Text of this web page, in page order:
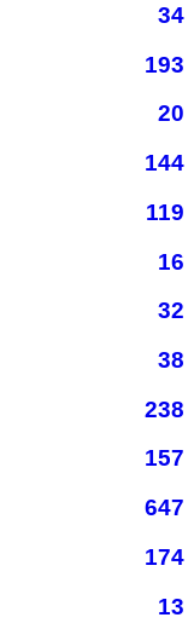
34
193
20
144
119
16
32
38
238
157
647
174
13